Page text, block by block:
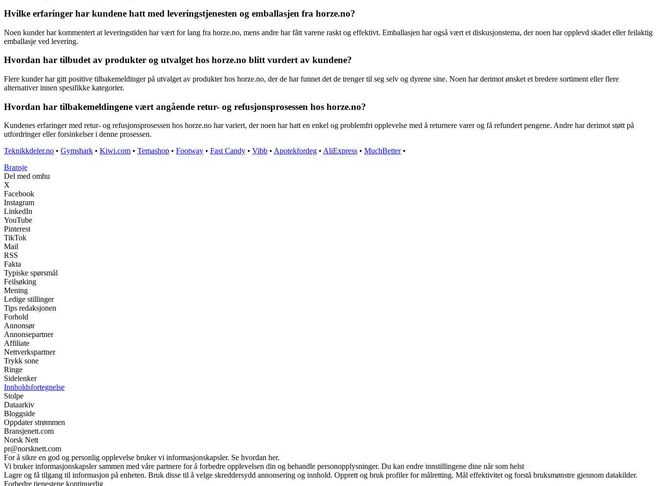
Hvilke erfaringer har kundene hatt med leveringstjenesten og emballasjen fra horze.no?
Noen kunder har kommentert at leveringstiden har vært for lang fra horze.no, mens andre har fått varene raskt og effektivt. Emballasjen har også vært et diskusjonstema, der noen har opplevd skadet eller feilaktig
emballasje ved levering.
Hvordan har tilbudet av produkter og utvalget hos horze.no blitt vurdert av kundene?
Flere kunder har gitt positive tilbakemeldinger på utvalget av produkter hos horze.no, der de har funnet det de trenger til seg selv og dyrene sine. Noen har derimot ønsket et bredere sortiment eller flere
alternativer innen spesifikke kategorier.
Hvordan har tilbakemeldingene vært angående retur- og refusjonsprosessen hos horze.no?
Kundenes erfaringer med retur- og refusjonsprosessen hos horze.no har variert, der noen har hatt en enkel og problemfri opplevelse med å returnere varer og få refundert pengene. Andre har derimot støtt på
utfordringer eller forsinkelser i denne prosessen.
Teknikkdeler.no • Gymshark • Kiwi.com • Temashop • Footway • Fast Candy • Vibb • Apotekfordeg • AliExpress • MuchBetter•
Bransje
Del med omhu
X
Facebook
Instagram
LinkedIn
YouTube
Pinterest
TikTok
Mail
RSS
Fakta
Typiske spørsmål
Feilsøking
Mening
Ledige stillinger
Tips redaksjonen
Forhold
Annonsør
Annonsepartner
Affiliate
Nettverkspartner
Trykk sone
Ringe
Sidelenker
Innholdsfortegnelse
Stolpe
Dataarkiv
Bloggside
Oppdater strømmen
Bransjenett.com
Norsk Nett
pr@norsknett.com
For å sikre en god og personlig opplevelse bruker vi informasjonskapsler. Se hvordan her.
Vi bruker informasjonskapsler sammen med våre partnere for å forbedre opplevelsen din og behandle personopplysninger. Du kan endre innstillingene dine når som helst
Lagre og få tilgang til informasjon på enheten. Bruk disse til å velge skreddersydd annonsering og innhold. Opprett og bruk profiler for målretting. Mål effektivitet og forstå bruksmønstre gjennom datakilder.
Forbedre tjenestene kontinuerlig